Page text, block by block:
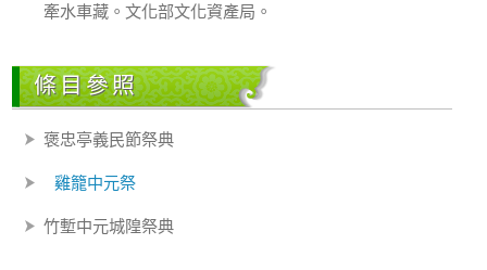
牽水車藏。文化部文化資產局。
條目參照
褒忠亭義民節祭典
雞籠中元祭
竹塹中元城隍祭典